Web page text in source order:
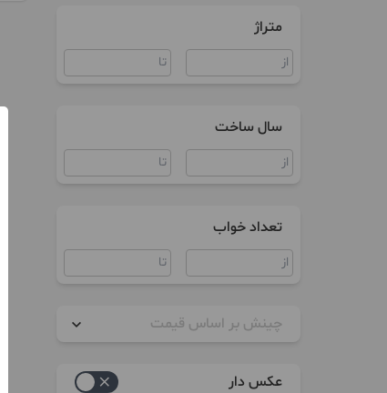
متراژ
سال ساخت
تعداد خواب
چینش بر اساس قیمت
عکس دار